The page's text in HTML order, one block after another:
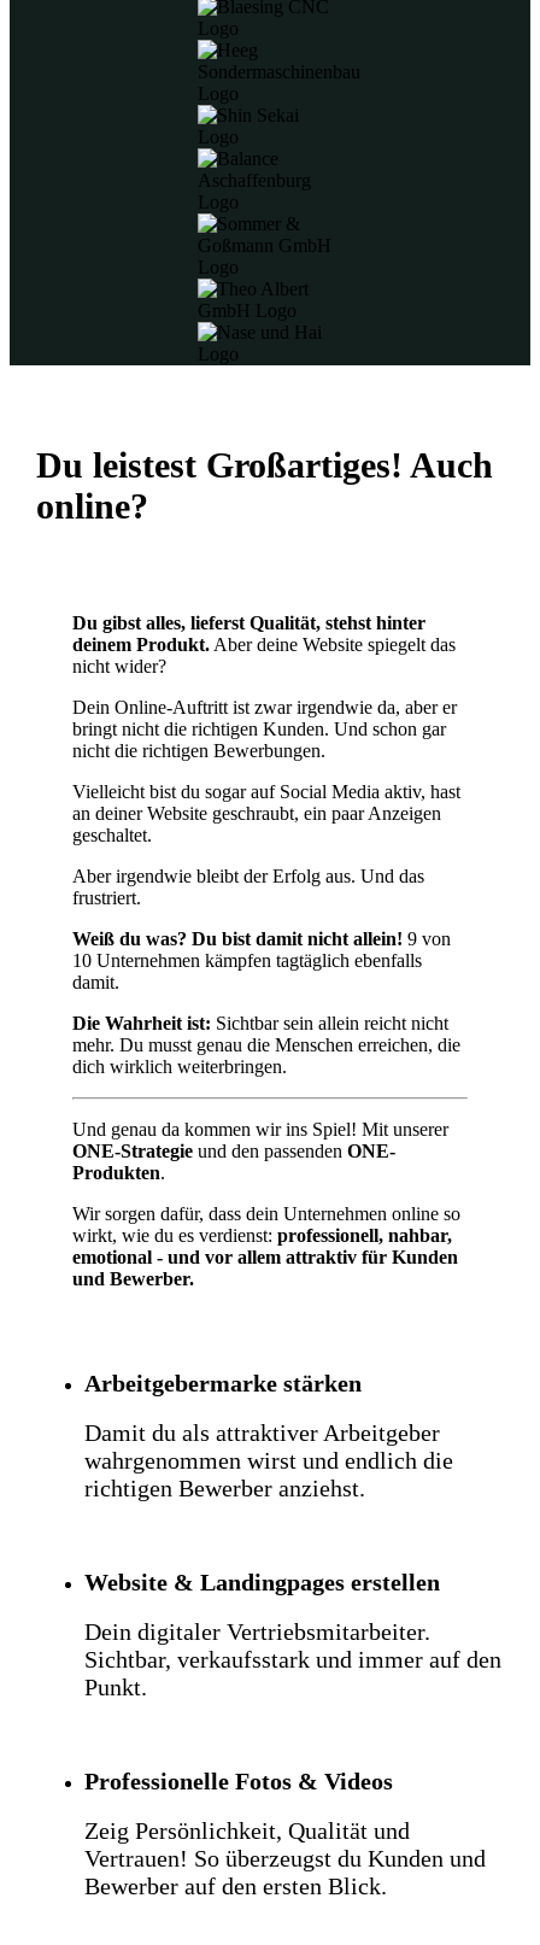
Du leistest Großartiges! Auch
online?
Du gibst alles, lieferst Qualität, stehst hinter
deinem Produkt.Aber deine Website spiegelt das
nicht wider?
Dein Online-Auftritt ist zwar irgendwie da, aber er
bringt nicht die richtigen Kunden. Und schon gar
nicht die richtigen Bewerbungen.
Vielleicht bist du sogar auf Social Media aktiv, hast
an deiner Website geschraubt, ein paar Anzeigen
geschaltet.
Aber irgendwie bleibt der Erfolg aus. Und das
frustriert.
Weiß du was? Du bist damit nicht allein! 9 von
10 Unternehmen kämpfen tagtäglich ebenfalls
damit.
Die Wahrheit ist: Sichtbar sein allein reicht nicht
mehr. Du musst genau die Menschen erreichen, die
dich wirklich weiterbringen.
Und genau da kommen wir ins Spiel! Mit unserer
ONE-Strategieund den passenden ONE-
Produkten.
Wir sorgen dafür, dass dein Unternehmen online so
wirkt, wie du es verdienst: professionell, nahbar,
emotional - und vor allem attraktiv für Kunden
und Bewerber.
Arbeitgebermarke stärken
Damit du als attraktiver Arbeitgeber
wahrgenommen wirst und endlich die
richtigen Bewerber anziehst.
Website & Landingpages erstellen
Dein digitaler Vertriebsmitarbeiter.
Sichtbar, verkaufsstark und immer auf den
Punkt.
Professionelle Fotos & Videos
Zeig Persönlichkeit, Qualität und
Vertrauen! So überzeugst du Kunden und
Bewerber auf den ersten Blick.